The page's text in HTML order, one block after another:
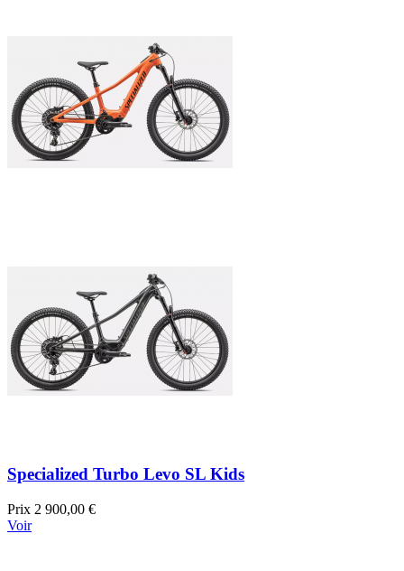
Specialized Turbo Levo SL Kids
Prix 2 900,00 €
Voir